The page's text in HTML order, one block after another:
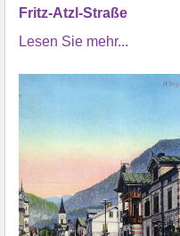
Fritz-Atzl-Straße
Lesen Sie mehr...